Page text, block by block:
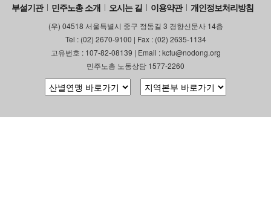
부설기관 민주노총 소개 오시는 길 이용약관 개인정보처리방침
(우) 04518 서울특별시 중구 정동길 3 경향신문사 14층
Tel : (02) 2670-9100 | Fax : (02) 2635-1134
고유번호 : 107-82-08139 | Email : kctu@nodong.org
민주노총 노동상담 1577-2260